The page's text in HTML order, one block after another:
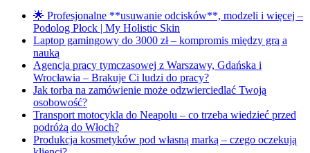
🌟 Profesjonalne **usuwanie odcisków**, modzeli i więcej –
Podolog Płock | My Holistic Skin
Laptop gamingowy do 3000 zł – kompromis między grą a
nauką
Agencja pracy tymczasowej z Warszawy, Gdańska i
Wrocławia – Brakuje Ci ludzi do pracy?
Jak torba na zamówienie może odzwierciedlać Twoją
osobowość?
Transport motocykla do Neapolu – co trzeba wiedzieć przed
podróżą do Włoch?
Produkcja kosmetyków pod własną marką – czego oczekują